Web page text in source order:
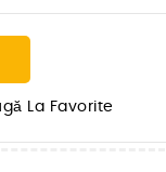
La Favorite